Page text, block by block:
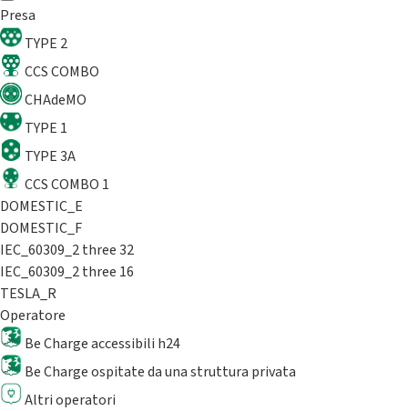
Presa
TYPE 2
CCS COMBO
CHAdeMO
TYPE 1
TYPE 3A
CCS COMBO 1
DOMESTIC_E
DOMESTIC_F
IEC_60309_2 three 32
IEC_60309_2 three 16
TESLA_R
Operatore
Be Charge accessibili h24
Be Charge ospitate da una struttura privata
Altri operatori